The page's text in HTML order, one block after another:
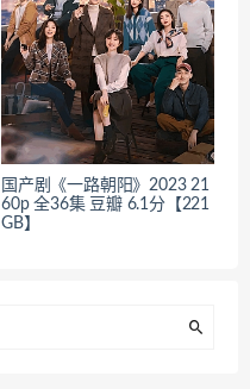
国产剧《一路朝阳》2023 21
60p 全36集 豆瓣 6.1分【221
GB】